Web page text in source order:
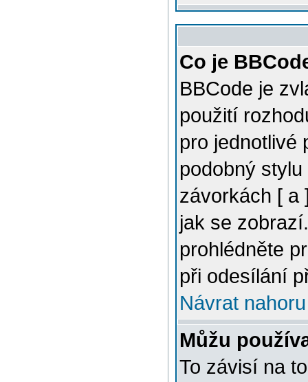
Co je
BBCode je
použití
pro jednotlivé
podobný
závorkách [ a
jak se
prohlédněte
při odesílání
Návrat nahoru
Můžu
To závisí na